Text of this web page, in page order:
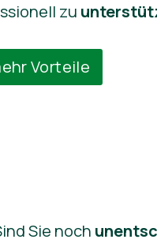
zu
Vorteile
Sie noch